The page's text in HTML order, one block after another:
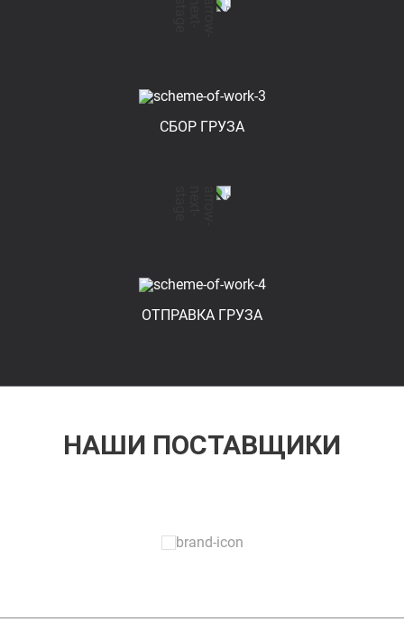
СБОР ГРУЗА
ОТПРАВКА ГРУЗА
НАШИ ПОСТАВЩИКИ